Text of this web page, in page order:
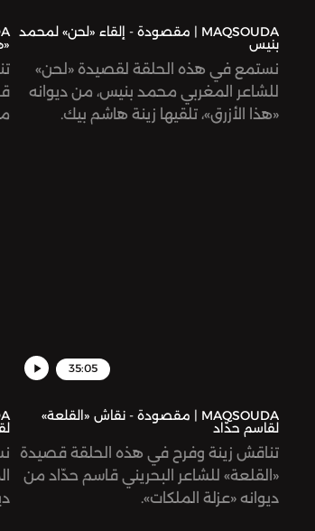
MAQSOUDA | مقصودة - إلقاء «لحن» لمحمد
بنيس
نستمع في هذه الحلقة لقصيدة «لحن»
للشاعر المغربي محمد بنيس، من ديوانه
«هذا الأزرق»، تلقيها زينة هاشم بيك.
35:05
MAQSOUDA | مقصودة - نقاش «القلعة»
لقاسم حدّاد
تناقش زينة وفرح في هذه الحلقة قصيدة
«القلعة» للشاعر البحريني قاسم حدّاد من
ديوانه «عزلة الملكات».